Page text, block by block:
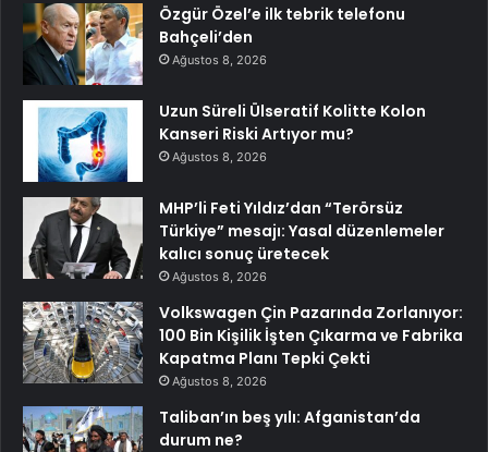
Özgür Özel’e ilk tebrik telefonu
Bahçeli’den
Ağustos 8, 2026
Uzun Süreli Ülseratif Kolitte Kolon
Kanseri Riski Artıyor mu?
Ağustos 8, 2026
MHP’li Feti Yıldız’dan “Terörsüz
Türkiye” mesajı: Yasal düzenlemeler
kalıcı sonuç üretecek
Ağustos 8, 2026
Volkswagen Çin Pazarında Zorlanıyor:
100 Bin Kişilik İşten Çıkarma ve Fabrika
Kapatma Planı Tepki Çekti
Ağustos 8, 2026
Taliban’ın beş yılı: Afganistan’da
durum ne?